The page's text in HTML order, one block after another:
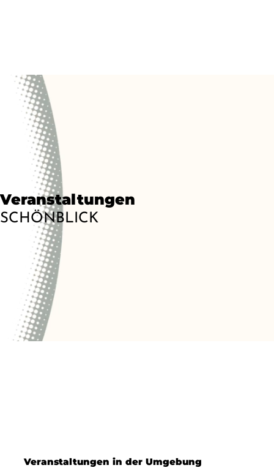
Veranstaltungen
SCHÖNBLICK
Veranstaltungen in der Umgebung